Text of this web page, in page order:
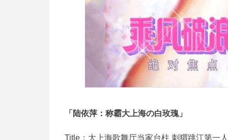
「陆依萍：称霸大上海の白玫瑰」
Title：大上海歌舞厅当家台柱 刺猬跳江第一人